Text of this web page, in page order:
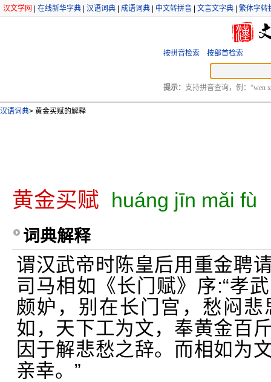
汉文学网 在线新华字典 汉语词典 成语词典 中文转拼音 文言文字典 繁体字转
按拼音检索 按部首检索
提示： 支持拼音查询，例：“wen
汉语词典> 黄金买赋的解释
黄金买赋 huáng jīn mǎi fù
词典解释
谓汉武帝时陈皇后用重金聘
司马相如《长门赋》序:“孝
颇妒，别在长门宫，愁闷
如，天下工为文，奉黄金百
因于解悲愁之辞。而相如为
亲幸。”